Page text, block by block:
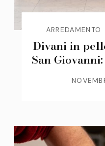
ARREDAMENTO
Divani in
San